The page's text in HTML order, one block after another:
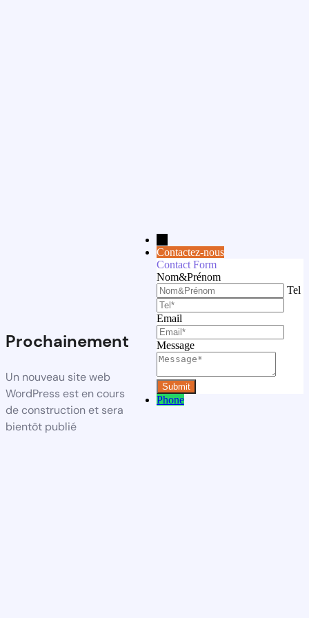
Prochainement
Un nouveau site web
WordPress est en cours
de construction et sera
bientôt publié
Contactez-nous
Contact Form
Nom&Prénom
Tel
Email
Message
Phone